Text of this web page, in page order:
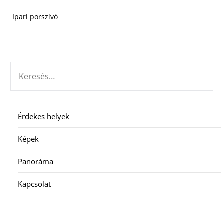
Ipari porszívó
Érdekes helyek
Képek
Panoráma
Kapcsolat